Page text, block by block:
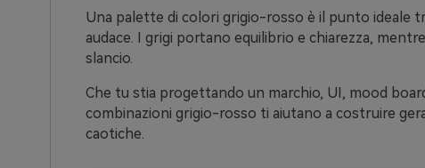
Una palette di colori grigio-rosso è il punto ideale
audace. I grigi portano equilibrio e chiarezza,
slancio.
Che tu stia progettando un marchio, UI, mood
combinazioni grigio-rosso ti aiutano a costruire
caotiche.